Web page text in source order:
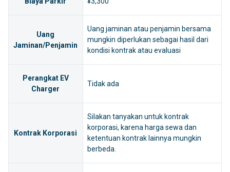
Uang
Jaminan/Penjamin
Uang jaminan atau penjamin bersama
mungkin diperlukan sebagai hasil dari
kondisi kontrak atau evaluasi
Perangkat EV
Charger
Tidak ada
Kontrak Korporasi
Silakan tanyakan untuk kontrak
korporasi, karena harga sewa dan
ketentuan kontrak lainnya mungkin
berbeda.